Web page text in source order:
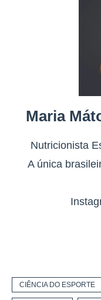
Maria
Nutricionista
A única
CIÊNCIA DO ESPORTE